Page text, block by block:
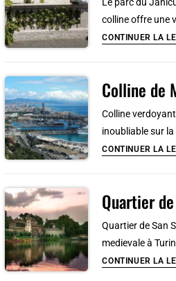
colline offre une
CONTINUER LA
Colline de
Colline
inoubliable sur
CONTINUER LA
Quartier
Quartier de San
medievale à
CONTINUER LA